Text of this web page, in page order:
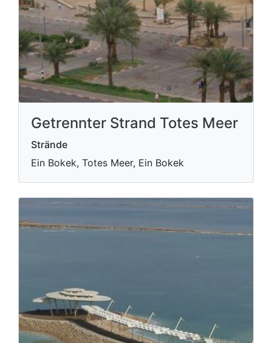
Getrennter Strand Totes Meer
Strände
Ein Bokek, Totes Meer, Ein Bokek